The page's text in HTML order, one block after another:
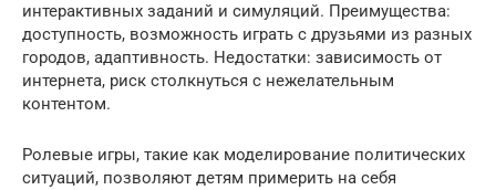
интерактивных заданий и симуляций. Преимущества:
доступность, возможность играть с друзьями из разных
городов, адаптивность. Недостатки: зависимость от
интернета, риск столкнуться с нежелательным
контентом.
Ролевые игры, такие как моделирование политических
ситуаций, позволяют детям примерить на себя